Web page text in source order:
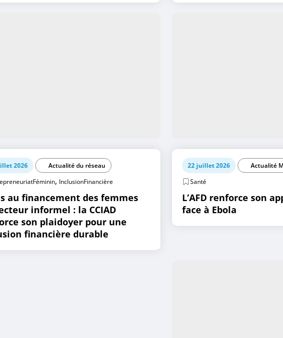
2026
Actualité du réseau
, InclusionFinancière
au financement des femmes
informel : la CCIAD
son plaidoyer pour une
financière durable
22 juillet 2026
Actualité
Santé
L’AFD renforce son
face à Ebola